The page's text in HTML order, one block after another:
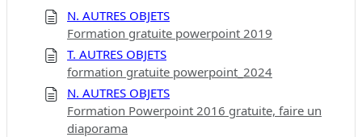
N. AUTRES OBJETS
Formation gratuite powerpoint 2019
T. AUTRES OBJETS
formation gratuite powerpoint_2024
N. AUTRES OBJETS
Formation Powerpoint 2016 gratuite, faire un
diaporama